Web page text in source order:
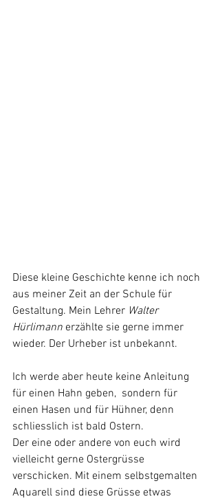
Diese kleine Geschichte kenne ich noch
aus meiner Zeit an der Schule für
Gestaltung. Mein Lehrer Walter
Hürlimann erzählte sie gerne immer
wieder. Der Urheber ist unbekannt.
Ich werde aber heute keine Anleitung
für einen Hahn geben,  sondern für
einen Hasen und für Hühner, denn
schliesslich ist bald Ostern.
Der eine oder andere von euch wird
vielleicht gerne Ostergrüsse
verschicken. Mit einem selbstgemalten
Aquarell sind diese Grüsse etwas